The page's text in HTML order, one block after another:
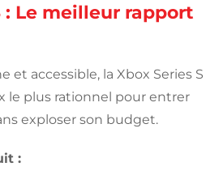
: Le meilleur rapport
et accessible, la Xbox Series S
le plus rationnel pour entrer
exploser son budget.
: